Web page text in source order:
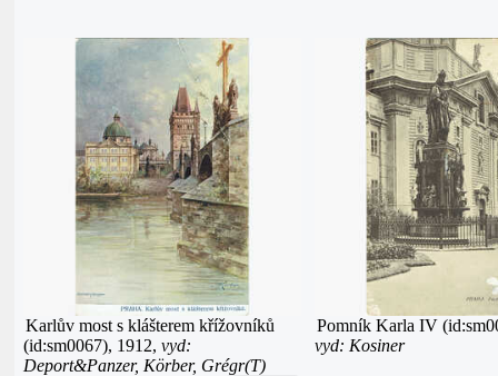
Karlův most s klášterem křížovníků
(id:sm0067), 1912, vyd:
Deport&Panzer, Körber, Grégr(T)
Pomník Karla IV
vyd: Kosiner